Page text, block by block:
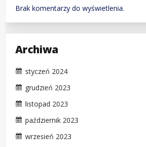
Brak komentarzy do wyświetlenia.
Archiwa
styczeń 2024
grudzień 2023
listopad 2023
październik 2023
wrzesień 2023